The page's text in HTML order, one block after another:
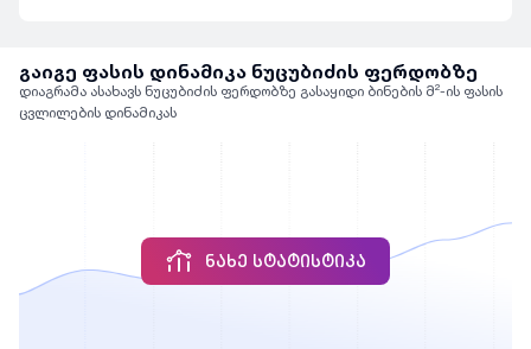
გაიგე ფასის დინამიკა ნუცუბიძის ფერდობზე
დიაგრამა ასახავს ნუცუბიძის ფერდობზე გასაყიდი ბინების მ²-ის ფასის
ცვლილების დინამიკას
ᲜᲐᲮᲔ ᲡᲢᲐᲢᲘᲡᲢᲘᲙᲐ